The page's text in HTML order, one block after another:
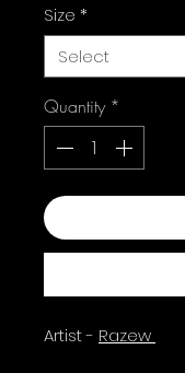
Size *
Quantity *
Artist - Razew